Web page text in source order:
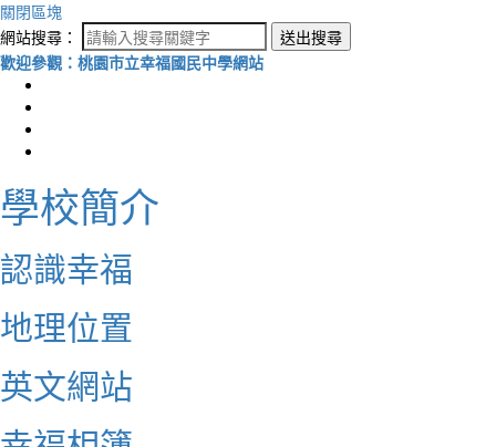
關閉區塊
網站搜尋：
送出搜尋
歡迎參觀：桃園市立幸福國民中學網站
學校簡介
認識幸福
地理位置
英文網站